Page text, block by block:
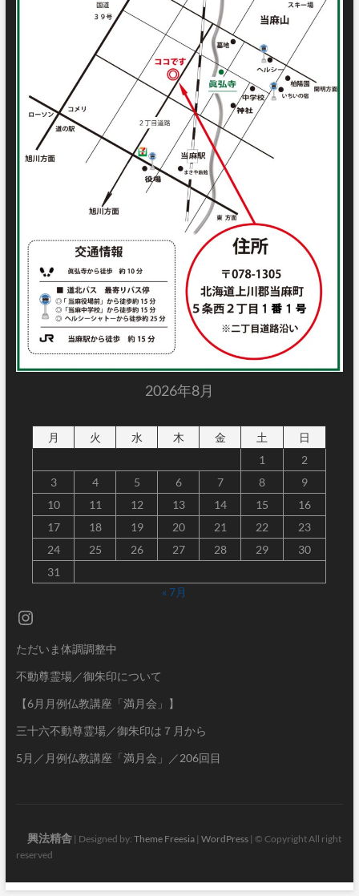
2026年8月
月 火 水 木 金 土
日
1
2
3
4 5 6 7 8
9
10
11 12 13 14 15
16
17
18 19 20 21 22
23
24
25 26 27 28 29
30
31
« 7月
Instagram
ただいま体調調整中
不動尊霊場／御朱印について
【6月月例仏教講座「満月会」】
三十六不動尊霊場／御朱印は７月から
5月／月例仏教講座「満月会」／206回目
興法精舎| Designed by: Theme Freesia| WordPress| © Copyright All right
reserved